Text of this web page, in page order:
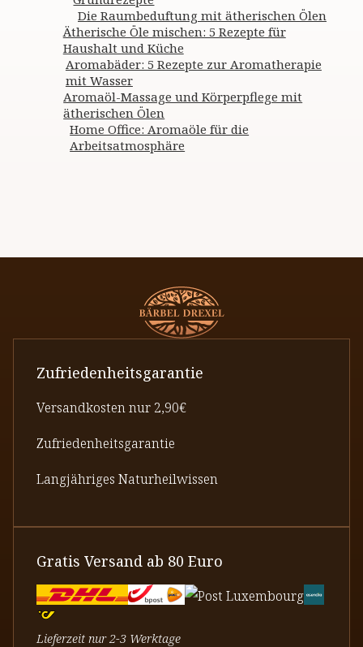
Die Raumbeduftung mit ätherischen Ölen
Ätherische Öle mischen: 5 Rezepte für
Haushalt und Küche
Aromabäder: 5 Rezepte zur Aromatherapie
mit Wasser
Aromaöl-Massage und Körperpflege mit
ätherischen Ölen
Home Office: Aromaöle für die
Arbeitsatmosphäre
Zufriedenheitsgarantie
Versandkosten nur 2,90€
Zufriedenheitsgarantie
Langjähriges Naturheilwissen
Gratis Versand ab 80 Euro
Lieferzeit nur 2-3 Werktage